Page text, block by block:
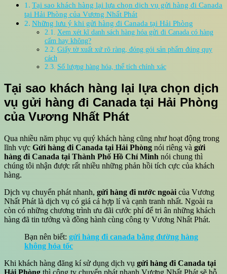
Tại sao khách hàng lại lựa chọn dịch vụ gửi hàng đi Canada
tại Hải Phòng của Vương Nhất Phát
Những lưu ý khi gửi hàng đi Canada tại Hải Phòng
Xem xét kĩ danh sách hàng hóa gửi đi Canada có hàng
cấm hay không?
Giấy tờ xuất xứ rõ ràng, đóng gói sản phẩm đúng quy
cách
Số lượng hàng hóa, thể tích chính xác
Tại sao khách hàng lại lựa chọn dịch
vụ gửi hàng đi Canada tại Hải Phòng
của Vương Nhất Phát
Qua nhiều năm phục vụ quý khách hàng cũng như hoạt động trong
lĩnh vực Gửi hàng đi Canada tại Hải Phòng nói riêng và gửi
hàng đi Canada tại Thành Phố Hồ Chí Minh nói chung thì
chúng tôi nhận được rất nhiều những phản hồi tích cực của khách
hàng.
Dịch vụ chuyển phát nhanh, gửi hàng đi nước ngoài của Vương
Nhất Phát là dịch vụ có giá cả hợp lí và cạnh tranh nhất. Ngoài ra
còn có những chương trình ưu đãi cước phí để tri ân những khách
hàng đã tin tưởng và đồng hành cùng công ty Vương Nhất Phát.
Bạn nên biết: gửi hàng đi canada bằng đường hàng
không hỏa tốc
Khi khách hàng đăng kí sử dụng dịch vụ gửi hàng đi Canada tại
Hải Phòng thì công ty chuyển phát nhanh Vương Nhất Phát sẽ hỗ